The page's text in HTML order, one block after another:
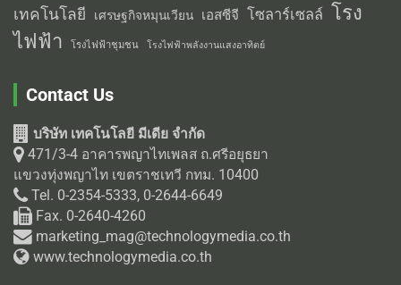
เทคโนโลยี เศรษฐกิจหมุนเวียน เอสซีจี โซลาร์เซลล์ โรง
ไฟฟ้า
โรงไฟฟ้าชุมชน โรงไฟฟ้าพลังงานแสงอาทิตย์
Contact Us
บริษัท เทคโนโลยี มีเดีย จำกัด
471/3-4 อาคารพญาไทเพลส ถ.ศรีอยุธยา
แขวงทุ่งพญาไท เขตราชเทวี กทม. 10400
Tel. 0-2354-5333, 0-2644-6649
Fax. 0-2640-4260
marketing_mag@technologymedia.co.th
www.technologymedia.co.th